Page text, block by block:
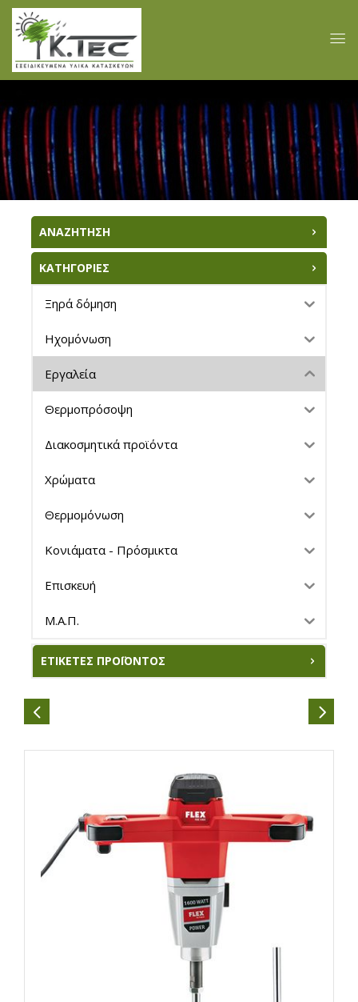
ΑΝΑΖΗΤΗΣΗ
ΚΑΤΗΓΟΡΙΕΣ
Ξηρά δόμηση
Ηχομόνωση
Εργαλεία
Θερμοπρόσοψη
Διακοσμητικά προϊόντα
Χρώματα
Θερμομόνωση
Κονιάματα - Πρόσμικτα
Επισκευή
Μ.Α.Π.
ΕΤΙΚΈΤΕΣ ΠΡΟΪΌΝΤΟΣ